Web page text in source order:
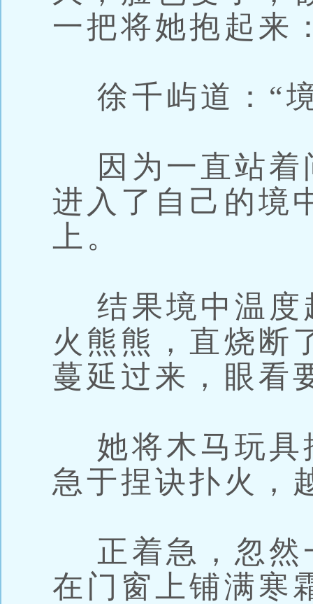
一把将她抱起来
徐千屿道：“
因为一直站着
进入了自己的境
上。
结果境中温度
火熊熊，直烧断
蔓延过来，眼看
她将木马玩具
急于捏诀扑火，
正着急，忽然
在门窗上铺满寒